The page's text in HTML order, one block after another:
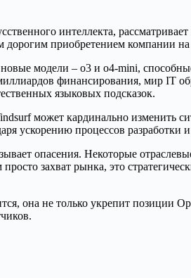
интеллекта,
дорогим приобретением компании
модели – o3 и o4-mini,
финансирования, мир IT
языковых подсказок.
может кардинально изменить
ускорению процессов разработки
опасения. Некоторые
захват рынка, это
она не только укрепит